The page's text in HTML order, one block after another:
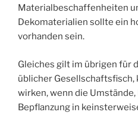
Materialbeschaffenheiten
Dekomaterialien sollte ein
vorhanden sein.
Gleiches gilt im übrigen für
üblicher Gesellschaftsfisch,
wirken, wenn die
Bepflanzung in